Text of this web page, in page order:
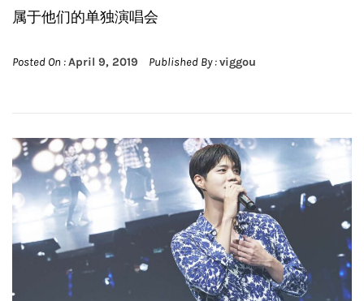
属于他们的单独演唱会
Posted On :April 9, 2019 Published By :viggou